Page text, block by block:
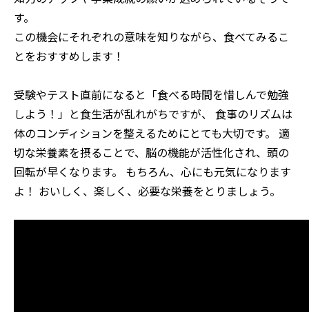
す。
この機会にそれぞれの意味を知りながら、食べてみるこ
とをおすすめします！
受験やテスト直前になると「食べる時間を惜しんで勉強
しよう！」と食生活が乱れがちですが、 食事のリズムは
体のコンディションを整えるためにとても大切です。 適
切な栄養素を摂ることで、脳の機能が活性化され、頭の
回転が早くなります。 もちろん、心にも元気になります
よ！ おいしく、楽しく、必要な栄養をとりましょう。